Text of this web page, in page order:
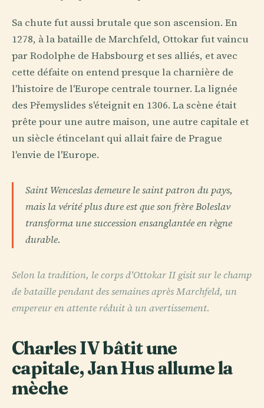
Sa chute fut aussi brutale que son ascension. En
1278, à la bataille de Marchfeld, Ottokar fut vaincu
par Rodolphe de Habsbourg et ses alliés, et avec
cette défaite on entend presque la charnière de
l'histoire de l'Europe centrale tourner. La lignée
des Přemyslides s'éteignit en 1306. La scène était
prête pour une autre maison, une autre capitale et
un siècle étincelant qui allait faire de Prague
l'envie de l'Europe.
Saint Wenceslas demeure le saint patron du pays,
mais la vérité plus dure est que son frère Boleslav
transforma une succession ensanglantée en règne
durable.
Selon la tradition, le corps d'Ottokar II gisit sur le champ
de bataille pendant des semaines après Marchfeld, un
empereur en attente réduit à un avertissement.
Charles IV bâtit une
capitale, Jan Hus allume la
mèche